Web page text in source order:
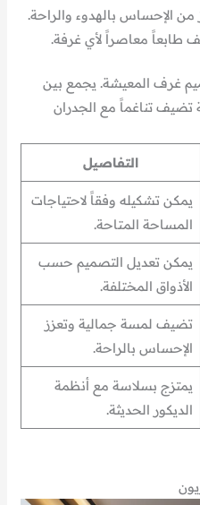
من الإحساس بالهدوء والراحة.
طابعاً معاصراً لأي غرفة.
غرف المعيشة. يجمع بين
تضيف تناغماً مع الجدران
التفاصيل
يمكن تشكيله وفقاً لاحتياجات
المساحة المتاحة.
يمكن تعديل التصميم حسب
الأذواق المختلفة.
تضيف لمسة جمالية وتعزز
الإحساس بالراحة.
يمتزج بسلاسة مع أنظمة
الديكور الحديثة.